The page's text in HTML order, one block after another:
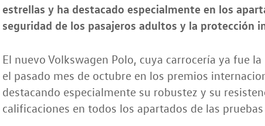
estrellas y ha destacado especialmente en los
seguridad de los pasajeros adultos y la protección
El nuevo Volkswagen Polo, cuya carrocería ya fue
el pasado mes de octubre en los premios
destacando especialmente su robustez y su
calificaciones en todos los apartados de las